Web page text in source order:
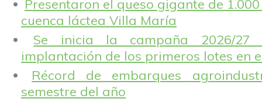
Presentaron el queso gigante de
cuenca láctea Villa María
Se inicia la campaña 2026/
implantación de los primeros lotes en
Récord de embarques
semestre del año